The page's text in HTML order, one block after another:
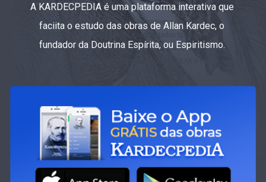
A KARDECPEDIA é uma plataforma interativa que
faciita o estudo das obras de Allan Kardec, o
fundador da Doutrina Espírita, ou Espiritismo.